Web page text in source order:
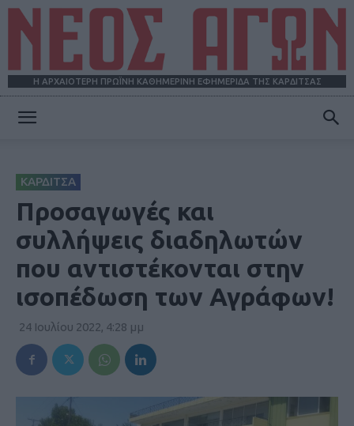
Η ΑΡΧΑΙΟΤΕΡΗ ΠΡΩΪΝΗ ΚΑΘΗΜΕΡΙΝΗ ΕΦΗΜΕΡΙΔΑ ΤΗΣ ΚΑΡΔΙΤΣΑΣ
ΚΑΡΔΙΤΣΑ
Προσαγωγές και
συλλήψεις διαδηλωτών
που αντιστέκονται στην
ισοπέδωση των Αγράφων!
24 Ιουλίου 2022, 4:28 μμ